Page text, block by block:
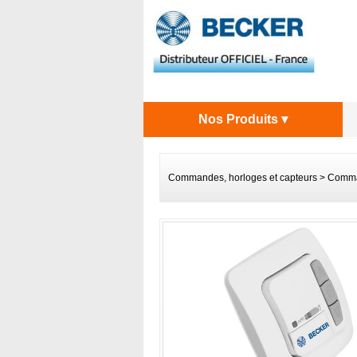
Nos Produits ▾
Commandes, horloges et capteurs>